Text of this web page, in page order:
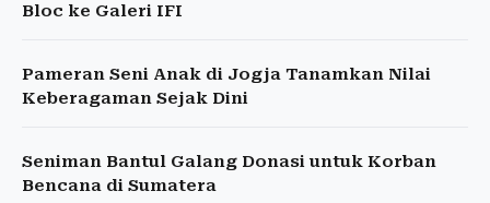
Bloc ke Galeri IFI
Pameran Seni Anak di Jogja Tanamkan Nilai
Keberagaman Sejak Dini
Seniman Bantul Galang Donasi untuk Korban
Bencana di Sumatera